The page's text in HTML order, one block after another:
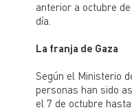
anterior a octubre
día.
La franja de Gaza
Según el Ministerio
personas han sido
el 7 de octubre